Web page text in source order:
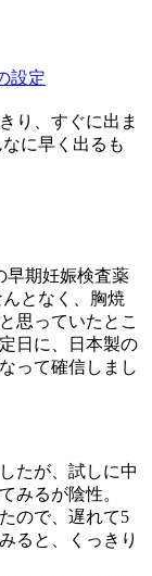
設定
り、すぐに出ま
に早く出るも
早期妊娠検査薬
となく、胸焼
思っていたとこ
日に、日本製の
って確信しまし
たが、試しに中
みるが陰性。
ので、遅れて5
ると、くっきり